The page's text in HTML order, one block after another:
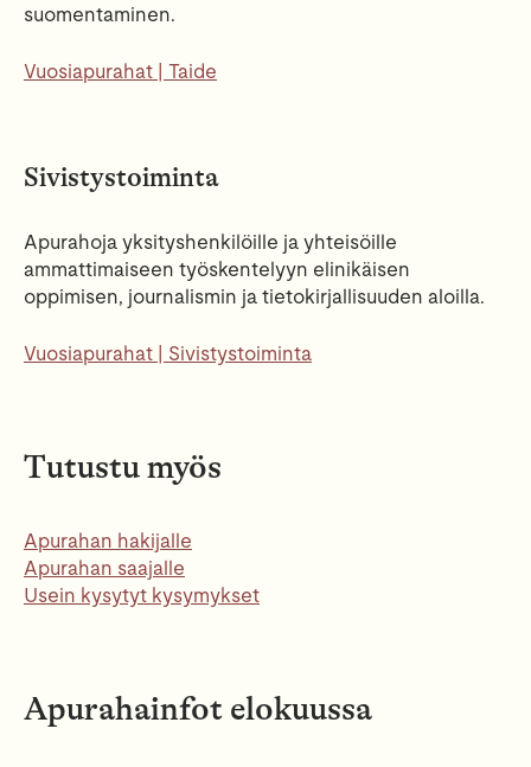
suomentaminen.
Vuosiapurahat | Taide
Sivistystoiminta
Apurahoja yksityshenkilöille ja yhteisöille
ammattimaiseen työskentelyyn elinikäisen
oppimisen, journalismin ja tietokirjallisuuden aloilla.
Vuosiapurahat | Sivistystoiminta
Tutustu myös
Apurahan hakijalle
Apurahan saajalle
Usein kysytyt kysymykset
Apurahainfot elokuussa